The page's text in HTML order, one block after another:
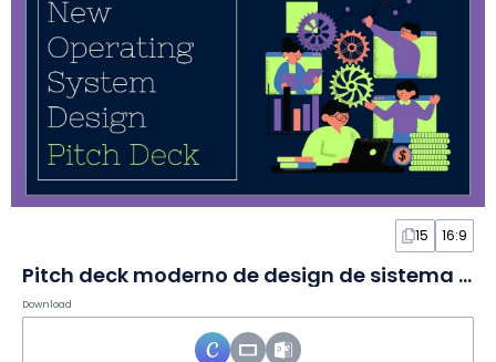
15 16:9
Pitch deck moderno de design de sistema operacional em Slides
Download